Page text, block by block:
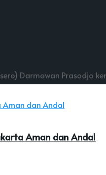
Leadership Utama
Darmawan Prasodjo
Aman dan Andal